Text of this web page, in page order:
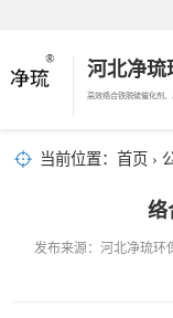
河北净琉
当前位置： 首页 ›
络
发布来源：河北净琉
天然气脱碳剂